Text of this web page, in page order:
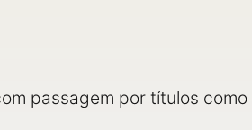
passagem por títulos como